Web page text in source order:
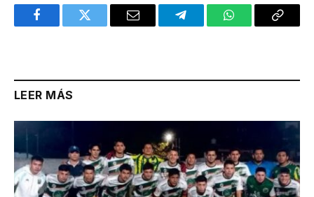
FacebookTwitter Email TelegramWhatsAppCopy
LEER MÁS